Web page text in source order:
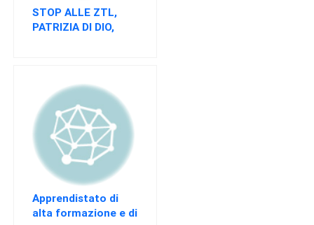
COMMISSIONE
RISERVATA
STOP ALLE ZTL,
PATRIZIA DI DIO,
Apprendistato di
alta formazione e di